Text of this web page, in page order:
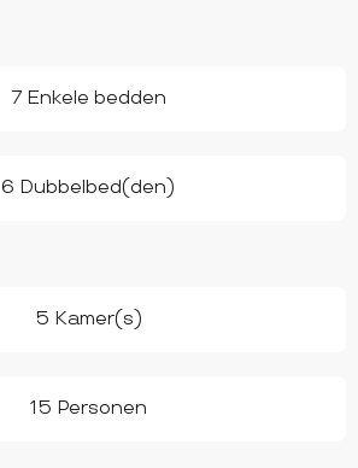
7 Enkele bedden
6 Dubbelbed(den)
5 Kamer(s)
15 Personen